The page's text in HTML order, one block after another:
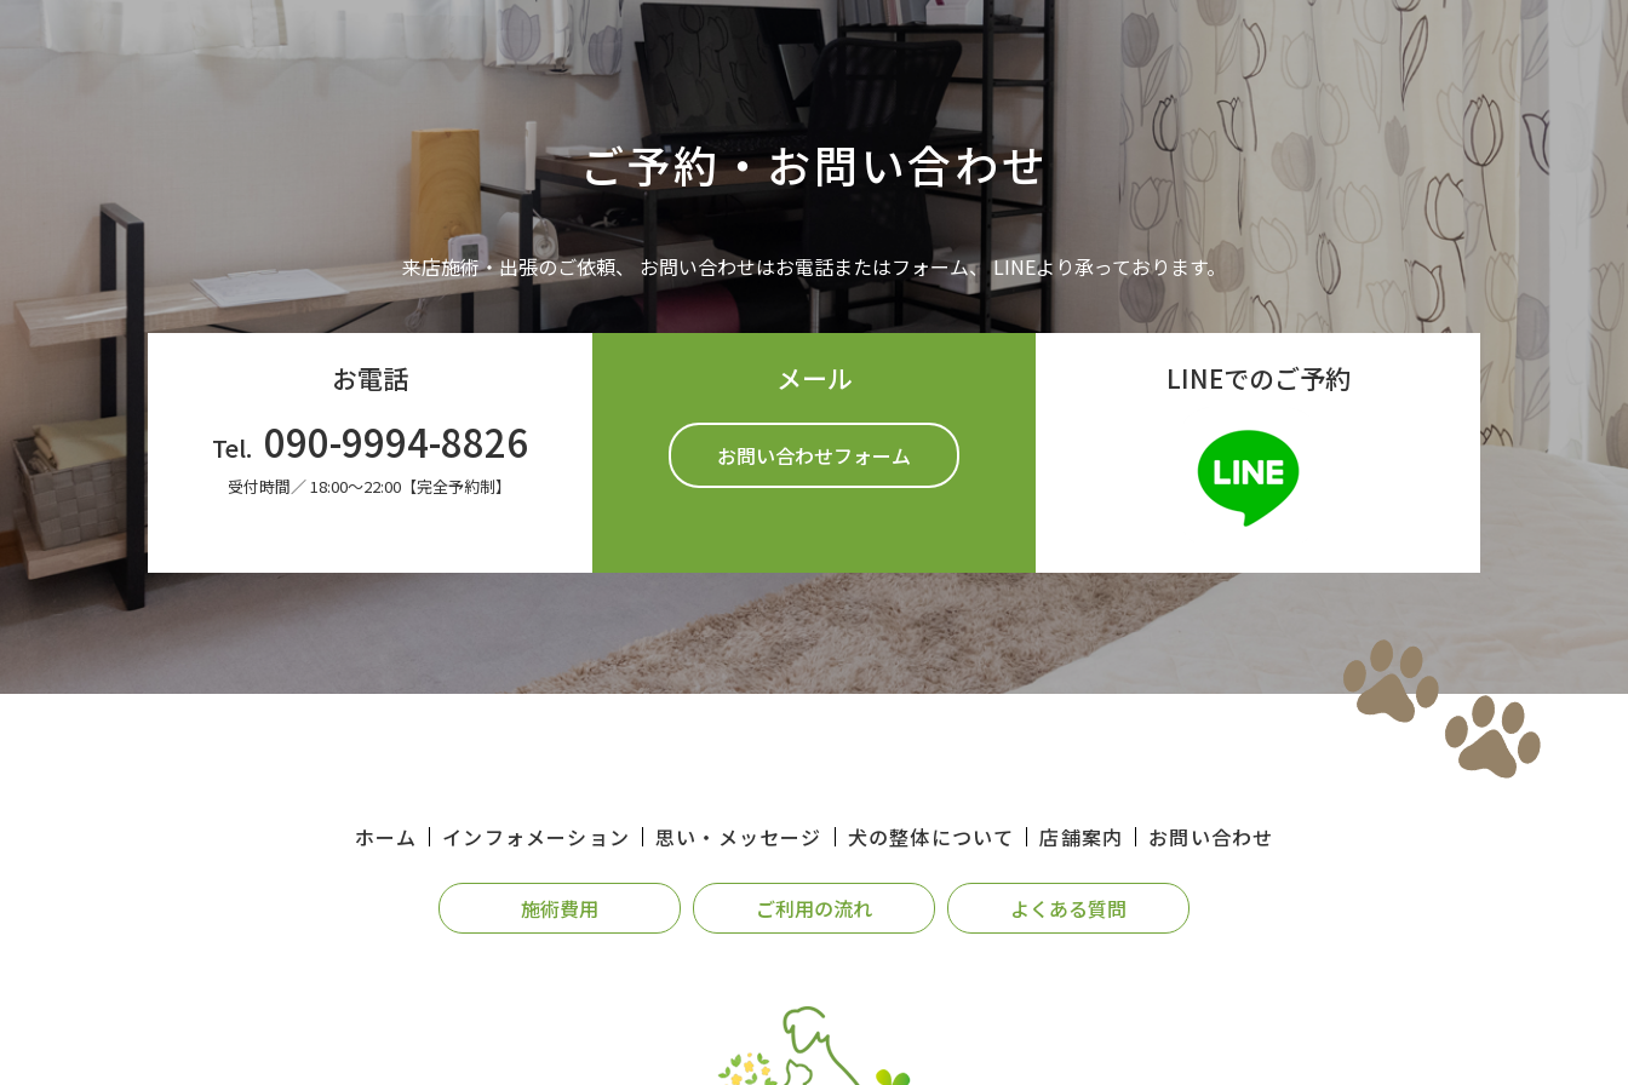
ご予約・お問い合わせ
来店施術・出張のご依頼、 お問い合わせはお電話またはフォーム、 LINEより承っております。
お電話
Tel. 090-9994-8826
受付時間／ 18:00〜22:00【完全予約制】
メール
お問い合わせフォーム
LINEでのご予約
ホーム インフォメーション 思い・メッセージ 犬の整体について 店舗案内 お問い合わせ
施術費用 ご利用の流れ よくある質問